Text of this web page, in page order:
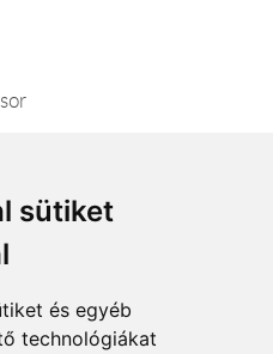
sütiket
és egyéb
technológiákat